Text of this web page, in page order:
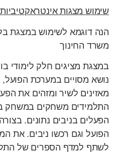
שימוש מצגות אינטראקטיביות
הנה דוגמא לשימוש במצגת
משרד החינוך
במצגת מציגים חלק לימודי
נושא מסויים במערכת
מאזינים לשיר ומזהים את
התלמידים משחקים במשחק
הפעלים בניבים נתונים.
הפועל וגם רכשו ניבים. את
לשתף למדף הספרים של